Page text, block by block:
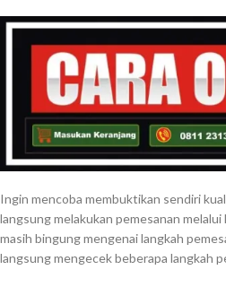
Ingin mencoba membuktikan sendiri
langsung melakukan pemesanan
masih bingung mengenai langkah
langsung mengecek beberapa langkah